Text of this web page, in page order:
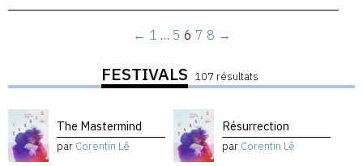
← 1 … 5 6 7 8 →
FESTIVALS 107 résultats
The Mastermind
par Corentin Lê
Résurrection
par Corentin Lê